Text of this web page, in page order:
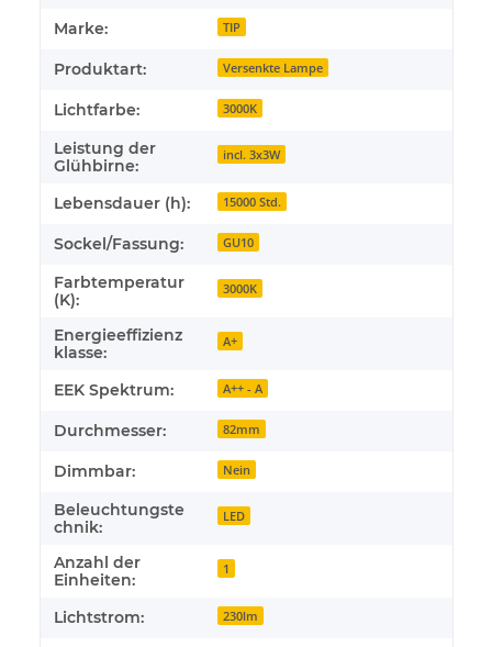
Marke: TIP
Produktart: Versenkte Lampe
Lichtfarbe: 3000K
Leistung der
Glühbirne:
incl. 3x3W
Lebensdauer (h): 15000 Std.
Sockel/Fassung: GU10
Farbtemperatur
(K):
3000K
Energieeffizienz
klasse:
A+
EEK Spektrum: A++ - A
Durchmesser: 82mm
Dimmbar: Nein
Beleuchtungste
chnik:
LED
Anzahl der
Einheiten:
1
Lichtstrom: 230lm